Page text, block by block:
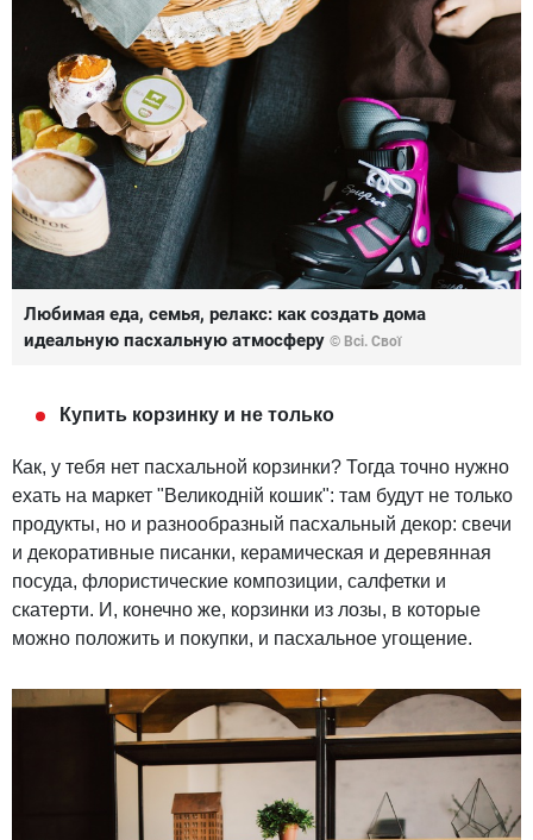
Любимая еда, семья, релакс: как создать дома
идеальную пасхальную атмосферу © Всі. Свої
Купить корзинку и не только
Как, у тебя нет пасхальной корзинки? Тогда точно нужно
ехать на маркет "Великодній кошик": там будут не только
продукты, но и разнообразный пасхальный декор: свечи
и декоративные писанки, керамическая и деревянная
посуда, флористические композиции, салфетки и
скатерти. И, конечно же, корзинки из лозы, в которые
можно положить и покупки, и пасхальное угощение.